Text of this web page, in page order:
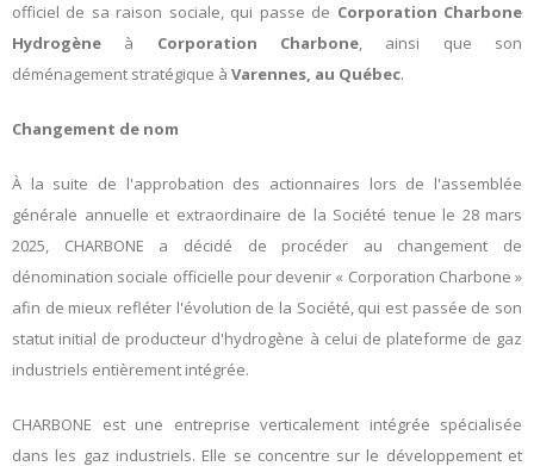
officiel de sa raison sociale, qui passe de Corporation Charbone
Hydrogène à Corporation Charbone, ainsi que son
déménagement stratégique à Varennes, au Québec.
Changement de nom
À la suite de l'approbation des actionnaires lors de l'assemblée
générale annuelle et extraordinaire de la Société tenue le 28 mars
2025, CHARBONE a décidé de procéder au changement de
dénomination sociale officielle pour devenir « Corporation Charbone »
afin de mieux refléter l'évolution de la Société, qui est passée de son
statut initial de producteur d'hydrogène à celui de plateforme de gaz
industriels entièrement intégrée.
CHARBONE est une entreprise verticalement intégrée spécialisée
dans les gaz industriels. Elle se concentre sur le développement et